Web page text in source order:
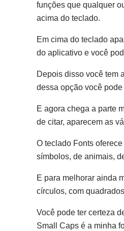
funções que qualquer
acima do teclado.
Em cima do teclado
do aplicativo e você
Depois disso você tem
dessa opção você
E agora chega a parte
de citar, aparecem as
O teclado Fonts
símbolos, de animais,
E para melhorar ainda
círculos, com
Você pode ter certeza
Small Caps é a minha